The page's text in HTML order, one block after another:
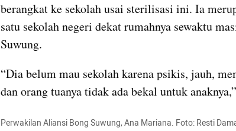
berangkat ke sekolah usai sterilisasi ini. Ia
satu sekolah negeri dekat rumahnya sewaktu
Suwung.
“Dia belum mau sekolah karena psikis, jauh,
dan orang tuanya tidak ada bekal untuk
Perwakilan Aliansi Bong Suwung, Ana Mariana. Foto: Resti